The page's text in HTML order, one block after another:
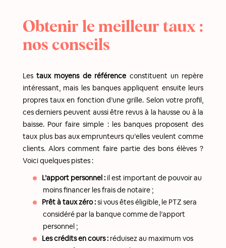
Obtenir le meilleur taux :
nos conseils
Lestaux moyens de référence constituent un repère
intéressant, mais les banques appliquent ensuite leurs
propres taux en fonction d’une grille. Selon votre profil,
ces derniers peuvent aussi être revus à la hausse ou à la
baisse. Pour faire simple : les banques proposent des
taux plus bas aux emprunteurs qu’elles veulent comme
clients. Alors comment faire partie des bons élèves ?
Voici quelques pistes :
L’apport personnel :il est important de pouvoir au
moins financer les frais de notaire ;
Prêt à taux zéro :si vous êtes éligible, le PTZ sera
considéré par la banque comme de l’apport
personnel ;
Les crédits en cours :réduisez au maximum vos